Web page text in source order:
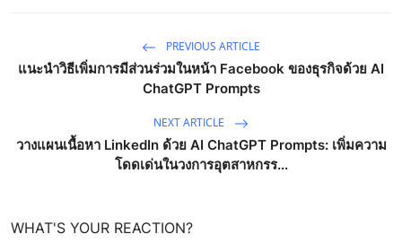
PREVIOUS ARTICLE
แนะนำวิธีเพิ่มการมีส่วนร่วมในหน้า Facebook ของธุรกิจด้วย AI
ChatGPT Prompts
NEXT ARTICLE
วางแผนเนื้อหา LinkedIn ด้วย AI ChatGPT Prompts: เพิ่มความ
โดดเด่นในวงการอุตสาหกรร...
WHAT'S YOUR REACTION?